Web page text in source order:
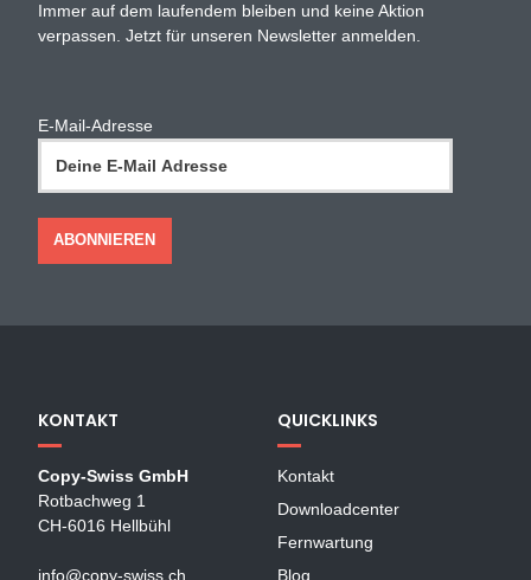
Immer auf dem laufendem bleiben und keine Aktion
verpassen. Jetzt für unseren Newsletter anmelden.
E-Mail-Adresse
KONTAKT
Copy-Swiss GmbH
Rotbachweg 1
CH-6016 Hellbühl
info@copy-swiss.ch
QUICKLINKS
Kontakt
Downloadcenter
Fernwartung
Blog